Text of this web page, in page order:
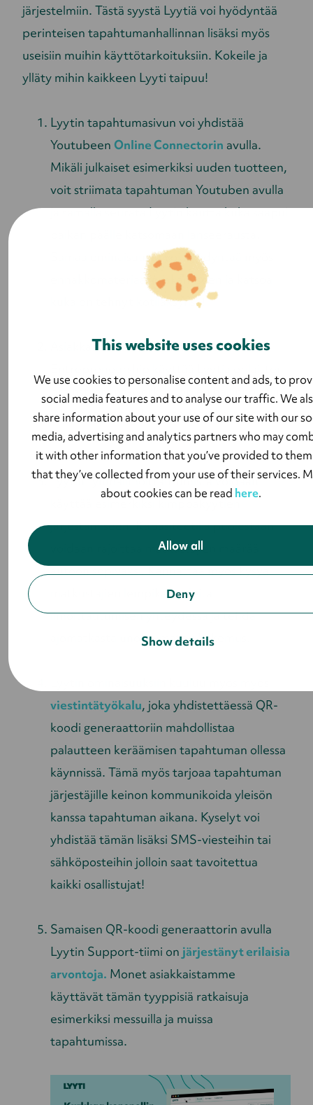
This website uses cookies
We use cookies to personalise content and ads, to
social media features and to analyse our traffic. We
share information about your use of our site with our
media, advertising and analytics partners who may
it with other information that you’ve provided to
that they’ve collected from your use of their services.
about cookies can be read here.
Allow all
Deny
Show details
järjestelmiin. Tästä syystä Lyytiä voi hyödyntää
perinteisen tapahtumanhallinnan lisäksi myös
useisiin muihin käyttötarkoituksiin. Kokeile ja
ylläty mihin kaikkeen Lyyti taipuu!
Lyytin tapahtumasivun voi yhdistää
Youtubeen Online Connectorin avulla.
Mikäli julkaiset esimerkiksi uuden tuotteen,
voit striimata tapahtuman Youtuben avulla
ja samalla seurata Lyytin kautta kuka saapui
Samaa ominaisuutta voi hyödyntää myös
ennakkomateriaalin jakamiseen ja katsoa
kuka on tehnyt kotiläksynsä!
Asiakkaamme Stockholm School of
brainstroming-workshoppien hallinnointiin.
Workshopin tulokset saadaan helposti
kerättyä talteen kyselytyökalullamme.
Lyytin ryhmäilmoittautumista voidaan
käyttää esimerkiksi kimppakyytien
järjestämiseen. Kapasiteetilla puolestaan
voidaan rajoittaa matkustajien määrää
autoon sopivaksi. Kannattaa myös kysyä
matkustajien lempikappaleita
ilmoittautumisen yhteydessä ja tehdä
ajomatkasta unohtumaton kokemus.
viestintätyökalu, joka yhdistettäessä QR-
koodi generaattoriin mahdollistaa
palautteen keräämisen tapahtuman ollessa
käynnissä. Tämä myös tarjoaa tapahtuman
järjestäjille keinon kommunikoida yleisön
kanssa tapahtuman aikana. Kyselyt voi
yhdistää tämän lisäksi SMS-viesteihin tai
sähköposteihin jolloin saat tavoitettua
kaikki osallistujat!
Samaisen QR-koodi generaattorin avulla
Lyytin Support-tiimi on järjestänyt erilaisia
arvontoja. Monet asiakkaistamme
käyttävät tämän tyyppisiä ratkaisuja
esimerkiksi messuilla ja muissa
tapahtumissa.